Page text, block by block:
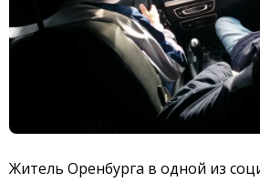
Житель Оренбурга в одной из